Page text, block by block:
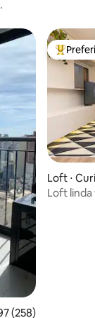
uma avaliação
(258)
Entre
Loft ⋅
Loft linda vista/ar condicionado/sacada e